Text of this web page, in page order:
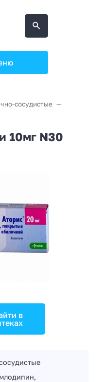
сосудистые
10мг N30
в